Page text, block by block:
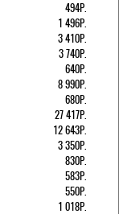
494Р.
1 496Р.
3 410Р.
3 740Р.
640Р.
8 990Р.
680Р.
27 417Р.
12 643Р.
3 350Р.
830Р.
583Р.
550Р.
1 018Р.